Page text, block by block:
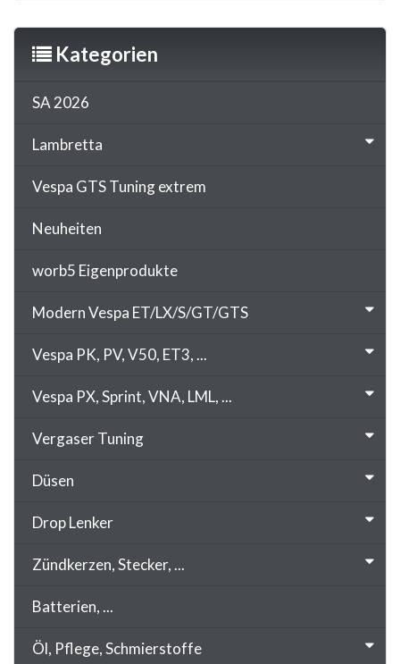
Kategorien
SA 2026
Lambretta
Vespa GTS Tuning extrem
Neuheiten
worb5 Eigenprodukte
Modern Vespa ET/LX/S/GT/GTS
Vespa PK, PV, V50, ET3, ...
Vespa PX, Sprint, VNA, LML, ...
Vergaser Tuning
Düsen
Drop Lenker
Zündkerzen, Stecker, ...
Batterien, ...
Öl, Pflege, Schmierstoffe